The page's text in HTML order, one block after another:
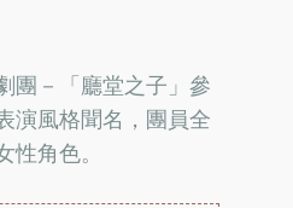
團－「廳堂之子」參
演風格聞名，團員全
角色。